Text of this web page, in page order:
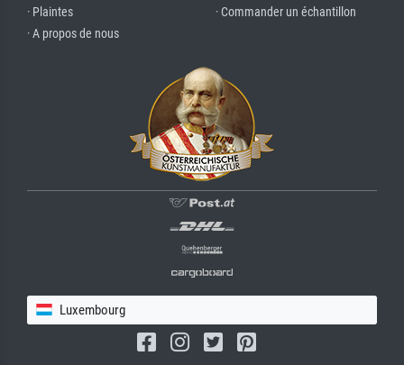
· Plaintes
· A propos de nous
· Commander un échantillon
Luxembourg